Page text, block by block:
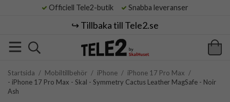
Officiell Tele2-butik Snabba leveranser
↪️ Tillbaka till Tele2.se
Startsida / Mobiltillbehör / iPhone / iPhone 17 Pro Max /
- iPhone 17 Pro Max - Skal - Symmetry Cactus Leather MagSafe - Noir
Ash